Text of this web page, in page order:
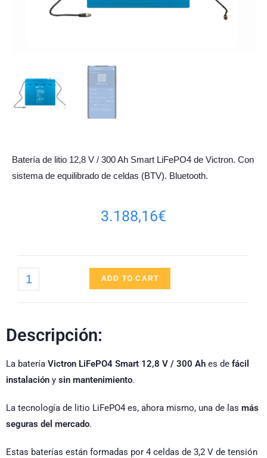
Batería de litio 12,8 V / 300 Ah Smart LiFePO4 de Victron. Con
sistema de equilibrado de celdas (BTV). Bluetooth.
3.188,16€
ADD TO CART
Descripción:
La batería Victron LiFePO4 Smart 12,8 V / 300 Ah es de fácil
instalación y sin mantenimiento.
La tecnología de litio LiFePO4 es, ahora mismo, una de las más
seguras del mercado.
Estas baterías están formadas por 4 celdas de 3,2 V de tensión